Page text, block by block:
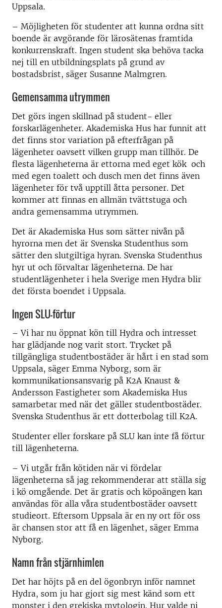
Uppsala.
– Möjligheten för studenter att kunna ordna sitt
boende är avgörande för lärosätenas framtida
konkurrenskraft. Ingen student ska behöva tacka
nej till en utbildningsplats på grund av
bostadsbrist, säger Susanne Malmgren.
Gemensamma utrymmen
Det görs ingen skillnad på student- eller
forskarlägenheter. Akademiska Hus har funnit att
det finns stor variation på efterfrågan på
lägenheter oavsett vilken grupp man tillhör. De
flesta lägenheterna är ettorna med eget kök och
med egen toalett och dusch men det finns även
lägenheter för två upptill åtta personer. Det
kommer att finnas en allmän tvättstuga och
andra gemensamma utrymmen.
Det är Akademiska Hus som sätter nivån på
hyrorna men det är Svenska Studenthus som
sätter den slutgiltiga hyran. Svenska Studenthus
hyr ut och förvaltar lägenheterna. De har
studentlägenheter i hela Sverige men Hydra blir
det första boendet i Uppsala.
Ingen SLU-förtur
– Vi har nu öppnat kön till Hydra och intresset
har glädjande nog varit stort. Trycket på
tillgängliga studentbostäder är hårt i en stad som
Uppsala, säger Emma Nyborg, som är
kommunikationsansvarig på K2A Knaust &
Andersson Fastigheter som Akademiska Hus
samarbetar med när det gäller studentbostäder.
Svenska Studenthus är ett dotterbolag till K2A.
Studenter eller forskare på SLU kan inte få förtur
till lägenheterna.
– Vi utgår från kötiden när vi fördelar
lägenheterna så jag rekommenderar att ställa sig
i kö omgående. Det är gratis och köpoängen kan
användas för alla våra studentbostäder oavsett
studieort. Eftersom Uppsala är en ny ort för oss
är chansen stor att få en lägenhet, säger Emma
Nyborg.
Namn från stjärnhimlen
Det har höjts på en del ögonbryn inför namnet
Hydra, som ju har gjort sig mest känd som ett
monster i den grekiska mytologin. Hur valde ni